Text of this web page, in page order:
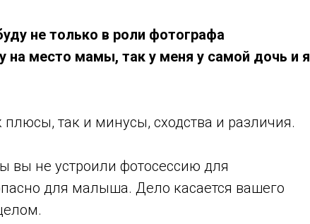
не только в роли фотографа
на место мамы, так у меня у самой дочь и я
плюсы, так и минусы, сходства и различия.
вы не устроили фотосессию для
для малыша. Дело касается вашего